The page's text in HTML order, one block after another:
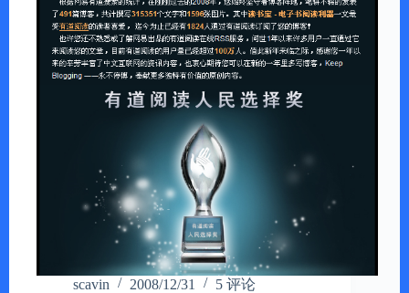
scavin 2008/12/31 5 评论